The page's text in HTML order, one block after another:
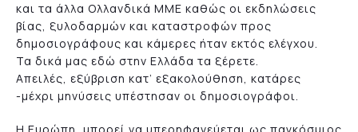
και τα άλλα Ολλανδικά ΜΜΕ καθώς οι εκδηλώσεις
βίας, ξυλοδαρμών και καταστροφών προς
δημοσιογράφους και κάμερες ήταν εκτός ελέγχου.
Τα δικά μας εδώ στην Ελλάδα τα ξέρετε.
Απειλές, εξύβριση κατ’ εξακολούθηση, κατάρες
-μέχρι μηνύσεις υπέστησαν οι δημοσιογράφοι.